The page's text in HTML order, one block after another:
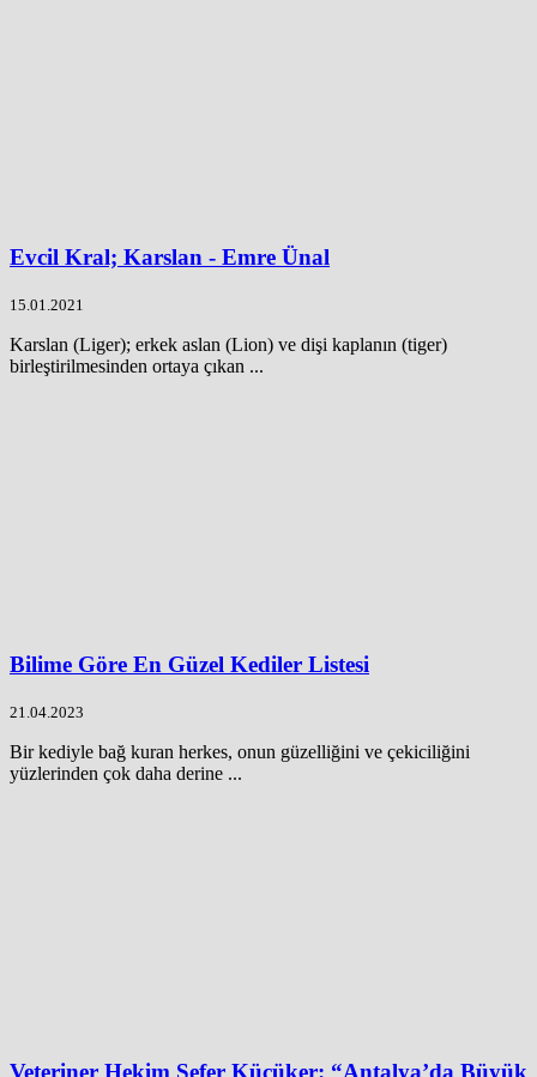
Evcil Kral; Karslan - Emre Ünal
15.01.2021
Karslan (Liger); erkek aslan (Lion) ve dişi kaplanın (tiger)
birleştirilmesinden ortaya çıkan ...
Bilime Göre En Güzel Kediler Listesi
21.04.2023
Bir kediyle bağ kuran herkes, onun güzelliğini ve çekiciliğini
yüzlerinden çok daha derine ...
Veteriner Hekim Sefer Küçüker: “Antalya’da Büyük